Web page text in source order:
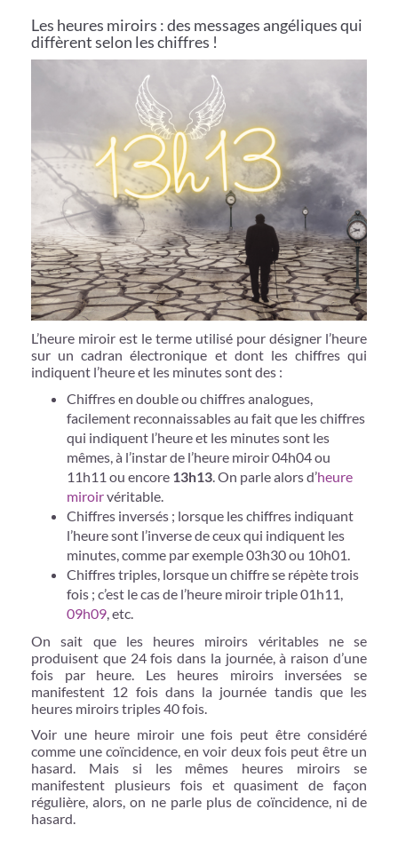
Les heures miroirs : des messages angéliques qui
diffèrent selon les chiffres !
L’heure miroir est le terme utilisé pour désigner l’heure
sur un cadran électronique et dont les chiffres qui
indiquent l’heure et les minutes sont des :
Chiffres en double ou chiffres analogues,
facilement reconnaissables au fait que les chiffres
qui indiquent l’heure et les minutes sont les
mêmes, à l’instar de l’heure miroir 04h04 ou
11h11 ou encore 13h13 . On parle alors d’heure
miroirvéritable.
Chiffres inversés ; lorsque les chiffres indiquant
l’heure sont l’inverse de ceux qui indiquent les
minutes, comme par exemple 03h30 ou 10h01.
Chiffres triples, lorsque un chiffre se répète trois
fois ; c’est le cas de l’heure miroir triple 01h11,
09h09 , etc.
On sait que les heures miroirs véritables ne se
produisent que 24 fois dans la journée, à raison d’une
fois par heure. Les heures miroirs inversées se
manifestent 12 fois dans la journée tandis que les
heures miroirs triples 40 fois.
Voir une heure miroir une fois peut être considéré
comme une coïncidence, en voir deux fois peut être un
hasard. Mais si les mêmes heures miroirs se
manifestent plusieurs fois et quasiment de façon
régulière, alors, on ne parle plus de coïncidence, ni de
hasard.